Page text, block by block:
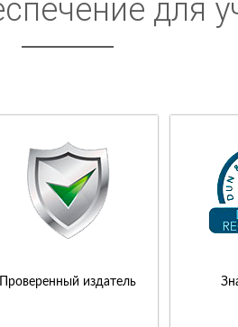
для
Проверенный издатель